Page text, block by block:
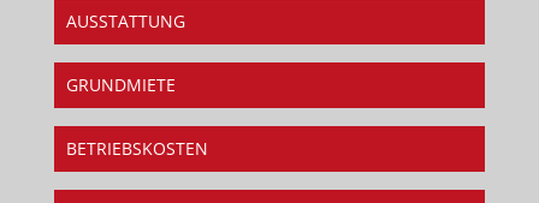
AUSSTATTUNG
GRUNDMIETE
BETRIEBSKOSTEN